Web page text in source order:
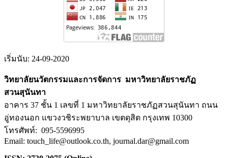
เริ่มนับ: 24-09-2020
วิทยาลัยนวัตกรรมและการจัดการ มหาวิทยาลัยราชภัฏ
สวนสุนันทา
อาคาร 37 ชั้น 1 เลขที่ 1 มหาวิทยาลัยราชภัฏสวนสุนันทา ถนน
อู่ทองนอก แขวงวชิระพยาบาล เขตดุสิต กรุงเทพ 10300
โทรศัพท์: 095-5596995
Email: touch_life@outlook.co.th, journal.dar@gmail.com